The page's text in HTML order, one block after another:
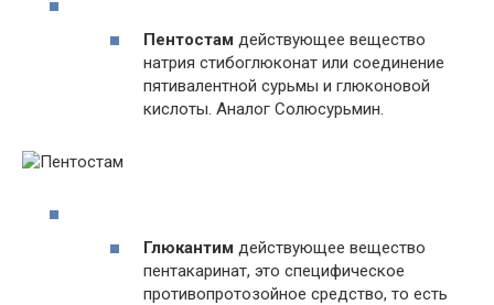
Пентостам действующее вещество
натрия стибоглюконат или соединение
пятивалентной сурьмы и глюконовой
кислоты. Аналог Солюсурьмин.
Глюкантим действующее вещество
пентакаринат, это специфическое
противопротозойное средство, то есть